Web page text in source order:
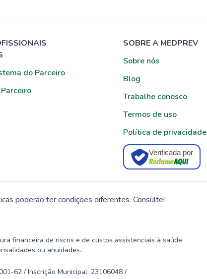
do Parceiro
SOBRE A MEDPREV
Sobre nós
Blog
Trabalhe conosco
Termos de uso
Política de privacidade
Verificada por
poderão ter condições diferentes. Consulte!
financeira de riscos e de custos assistenciais à saúde.
ou anuidades.
62 / Inscrição Municipal: 23106048 /